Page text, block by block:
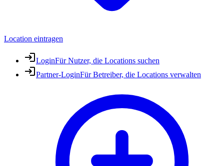
Location eintragen
LoginFür Nutzer, die Locations suchen
Partner-LoginFür Betreiber, die Locations verwalten